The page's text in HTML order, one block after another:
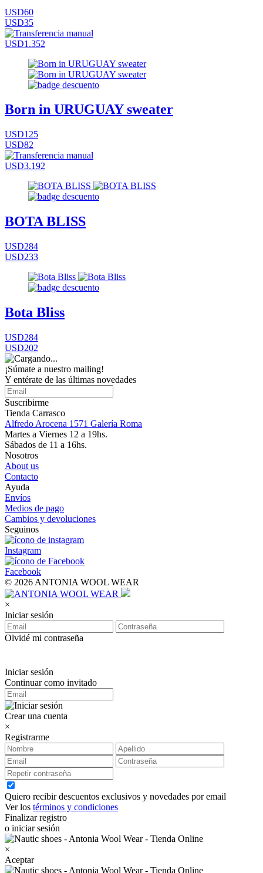
USD60
USD35
USD1.352
Born in URUGUAY sweater
USD125
USD82
USD3.192
BOTA BLISS
USD284
USD233
Bota Bliss
USD284
USD202
¡Súmate a nuestro mailing!
Y entérate de las últimas novedades
Suscribirme
Tienda Carrasco
Alfredo Arocena 1571 Galería Roma
Martes a Viernes 12 a 19hs.
Sábados de 11 a 16hs.
Nosotros
About us
Contacto
Ayuda
Envíos
Medios de pago
Cambios y devoluciones
Seguinos
Instagram
Facebook
© 2026 ANTONIA WOOL WEAR
×
Iniciar sesión
Olvidé mi contraseña
Iniciar sesión
Continuar como invitado
Crear una cuenta
×
Registrarme
Quiero recibir descuentos exclusivos y novedades por email
Ver los términos y condiciones
Finalizar registro
o iniciar sesión
×
Aceptar